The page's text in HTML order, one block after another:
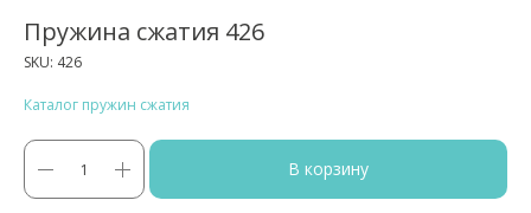
Пружина сжатия 426
SKU: 426
Каталог пружин сжатия
В корзину